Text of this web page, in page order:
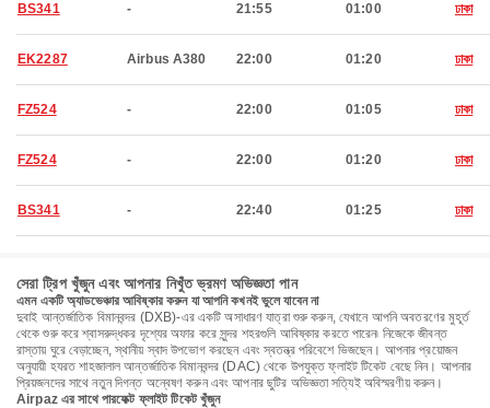
BS341 - 21:55 01:00 ঢাকা
EK2287 Airbus A380 22:00 01:20 ঢাকা
FZ524 - 22:00 01:05 ঢাকা
FZ524 - 22:00 01:20 ঢাকা
BS341 - 22:40 01:25 ঢাকা
সেরা ট্রিপ খুঁজুন এবং আপনার নিখুঁত ভ্রমণ অভিজ্ঞতা পান
এমন একটি অ্যাডভেঞ্চার আবিষ্কার করুন যা আপনি কখনই ভুলে যাবেন না
দুবাই আন্তর্জাতিক বিমানবন্দর (DXB)-এর একটি অসাধারণ যাত্রা শুরু করুন, যেখানে আপনি অবতরণের মুহূর্ত
থেকে শুরু করে শ্বাসরুদ্ধকর দৃশ্যের অফার করে সুন্দর শহরগুলি আবিষ্কার করতে পারেন৷ নিজেকে জীবন্ত
রাস্তায় ঘুরে বেড়াচ্ছেন, স্থানীয় স্বাদ উপভোগ করছেন এবং স্বতন্ত্র পরিবেশে ভিজছেন। আপনার প্রয়োজন
অনুযায়ী হযরত শাহজালাল আন্তর্জাতিক বিমানবন্দর (DAC) থেকে উপযুক্ত ফ্লাইট টিকেট বেছে নিন। আপনার
প্রিয়জনদের সাথে নতুন দিগন্ত অন্বেষণ করুন এবং আপনার ছুটির অভিজ্ঞতা সত্যিই অবিস্মরণীয় করুন।
Airpaz এর সাথে পারফেক্ট ফ্লাইট টিকেট খুঁজুন